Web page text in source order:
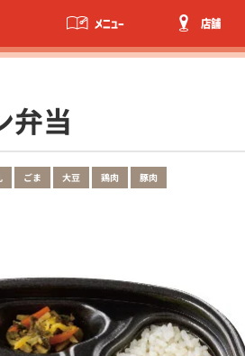
メニュー 店舗
弁当
ごま 大豆 鶏肉 豚肉